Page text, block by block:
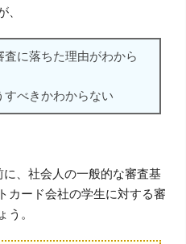
に落ちた理由がわから
べきかわからない
、社会人の一般的な審査基
カード会社の学生に対する審
。